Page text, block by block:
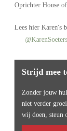
Oprichter House
Lees hier Karen's
@KarenSoeters
Strijd mee
Zonder jouw
niet verder
wij doen, steun